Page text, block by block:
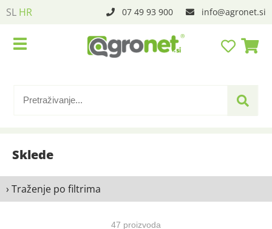
SL HR 07 49 93 900 info agronet.si
Sklede
› Traženje po filtrima
47 proizvoda